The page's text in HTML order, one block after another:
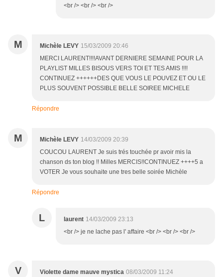
<br /> <br /> <br />
M Michèle LEVY 15/03/2009 20:46
MERCI LAURENT!!!!AVANT DERNIERE SEMAINE POUR LA
PLAYLIST MILLES BISOUS VERS TOI ET TES AMIS !!!!
CONTINUEZ ++++++DES QUE VOUS LE POUVEZ ET OU LE
PLUS SOUVENT POSSIBLE BELLE SOIREE MICHELE
Répondre
M Michèle LEVY 14/03/2009 20:39
COUCOU LAURENT Je suis trés touchée pr avoir mis la
chanson ds ton blog !! Milles MERCIS!!CONTINUEZ ++++5 a
VOTER Je vous souhaite une tres belle soirée Michèle
Répondre
L laurent 14/03/2009 23:13
<br /> je ne lache pas l' affaire <br /> <br /> <br />
V Violette dame mauve mystica 08/03/2009 11:24